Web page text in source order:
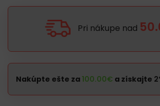
Pri nákupe nad
Nakúpte ešte za 100.00€ a získajte